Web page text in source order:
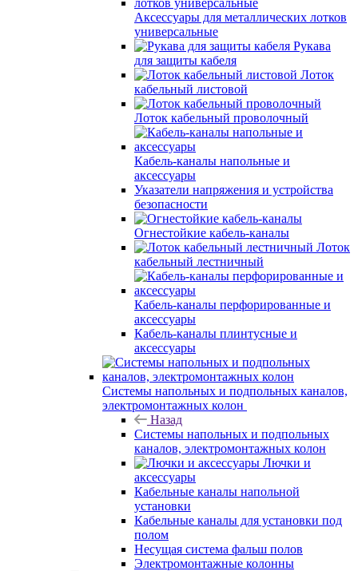
Аксессуары для металлических лотков
универсальные
Рукава
для защиты кабеля
Лоток
кабельный листовой
Лоток кабельный проволочный
Кабель-каналы напольные и
аксессуары
Указатели напряжения и устройства
безопасности
Огнестойкие кабель-каналы
Лоток
кабельный лестничный
Кабель-каналы перфорированные и
аксессуары
Кабель-каналы плинтусные и
аксессуары
Системы напольных и подпольных каналов,
электромонтажных колон
Назад
Системы напольных и подпольных
каналов, электромонтажных колон
Лючки и
аксессуары
Кабельные каналы напольной
установки
Кабельные каналы для установки под
полом
Несущая система фальш полов
Электромонтажные колонны